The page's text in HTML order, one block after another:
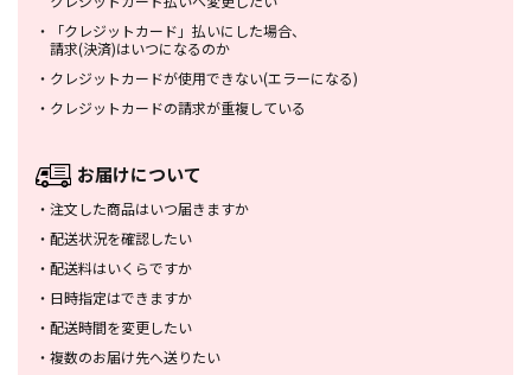
・
「クレジットカード」払いにした場合、
請求(決済)はいつになるのか
・ クレジットカードが使用できない(エラーになる)
・ クレジットカードの請求が重複している
お届けについて
・ 注文した商品はいつ届きますか
・ 配送状況を確認したい
・ 配送料はいくらですか
・ 日時指定はできますか
・ 配送時間を変更したい
・ 複数のお届け先へ送りたい